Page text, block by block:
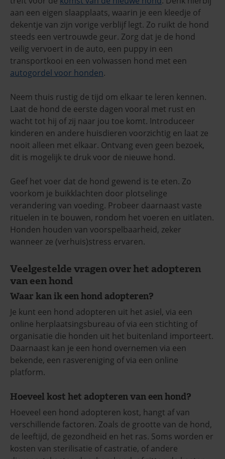
aan een eigen slaapplaats, waarin je een kleedje of
dekentje van zijn vorige verblijf legt. Zo ruikt de hond
steeds een vertrouwde geur. Zorg dat je de hond
veilig vervoert in de auto, een puppy in een
transportkooi en een volwassen hond met een
autogordel voor honden.
Neem thuis rustig de tijd om elkaar te leren kennen.
Laat de hond de eerste dagen vooral met rust en
wacht tot hij of zij naar jou toe komt. Introduceer
kinderen en andere huisdieren voorzichtig en laat ze
nooit alleen met elkaar. Ontvang even geen bezoek,
dit is mogelijk te druk voor de nieuwe hond.
Geef het voer dat de hond gewend is te eten. Zo
voorkom je buikklachten door plotselinge
verandering van voeding. Probeer daarnaast vaste
rituelen in te bouwen, rondom het voeren en uitlaten.
Honden houden van voorspelbaarheid, zeker
wanneer ze (verhuis)stress ervaren.
Veelgestelde vragen over het adopteren
van een hond
Waar kan ik een hond adopteren?
Je kunt een hond adopteren uit het asiel, via een
online herplaatsingsbureau of via een stichting of
organisatie die honden uit het buitenland importeert.
Daarnaast kan je een hond overnemen via een
bekende, een rasvereniging of via een online
platform.
Hoeveel kost het adopteren van een hond?
Hoeveel een hond adopteren kost, hangt af van
verschillende factoren. Zoals de grootte van de hond,
de leeftijd, de gezondheid en het ras. Soms worden er
kosten van sterilisatie of castratie, of andere